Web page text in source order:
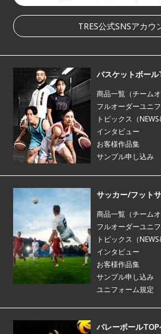
TRES公式SNSアカウ
バスケットボー
商品一覧（チームオ
フルオーダーユニ
トピックス（
インタビュー
お客様作品集
サンプル申し込み
サッカー/フット
商品一覧（チームオ
フルオーダーユニ
トピックス（
インタビュー
お客様作品集
サンプル申し込み
ユニフォーム規定
バレーボール